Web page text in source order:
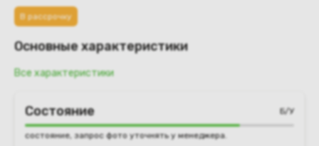
В рассрочку
Основные характеристики
Все характеристики
Состояние Б/У
состояние, запрос фото уточнять у менеджера.